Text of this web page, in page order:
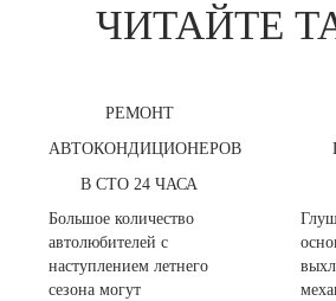
ЧИТАЙТЕ
РЕМОНТ
АВТОКОНДИЦИОНЕРОВ
В СТО 24 ЧАСА
Большое количество
автолюбителей с
наступлением летнего
сезона могут